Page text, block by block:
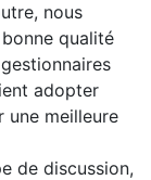
nous
qualité
adopter
une meilleure
de discussion,